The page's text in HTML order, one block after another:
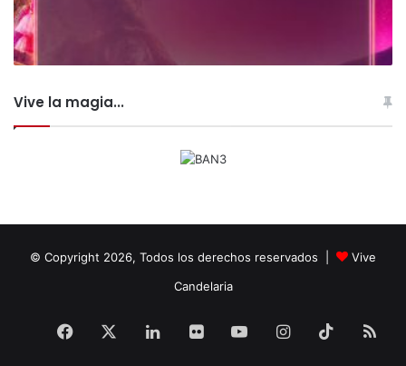
Vive la magia...
© Copyright 2026, Todos los derechos reservados |
Vive
Candelaria
Facebook LinkedInFlickr YouTubeInstagram
TikTok